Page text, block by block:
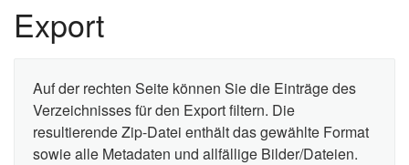
Export
Auf der rechten Seite können Sie die Einträge des
Verzeichnisses für den Export filtern. Die
resultierende Zip-Datei enthält das gewählte Format
sowie alle Metadaten und allfällige Bilder/Dateien.